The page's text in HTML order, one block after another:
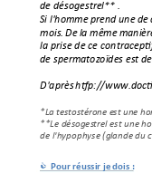
de désogestrel** .
Si l'homme prend une de
mois. Dela même
la prise de ce
de spermatozoïdes est
D'aprèshtfp://
*La testostérone est une
**Le désogestrel est une
de l'hypophyse (glande du
 Pour réussir je dois :